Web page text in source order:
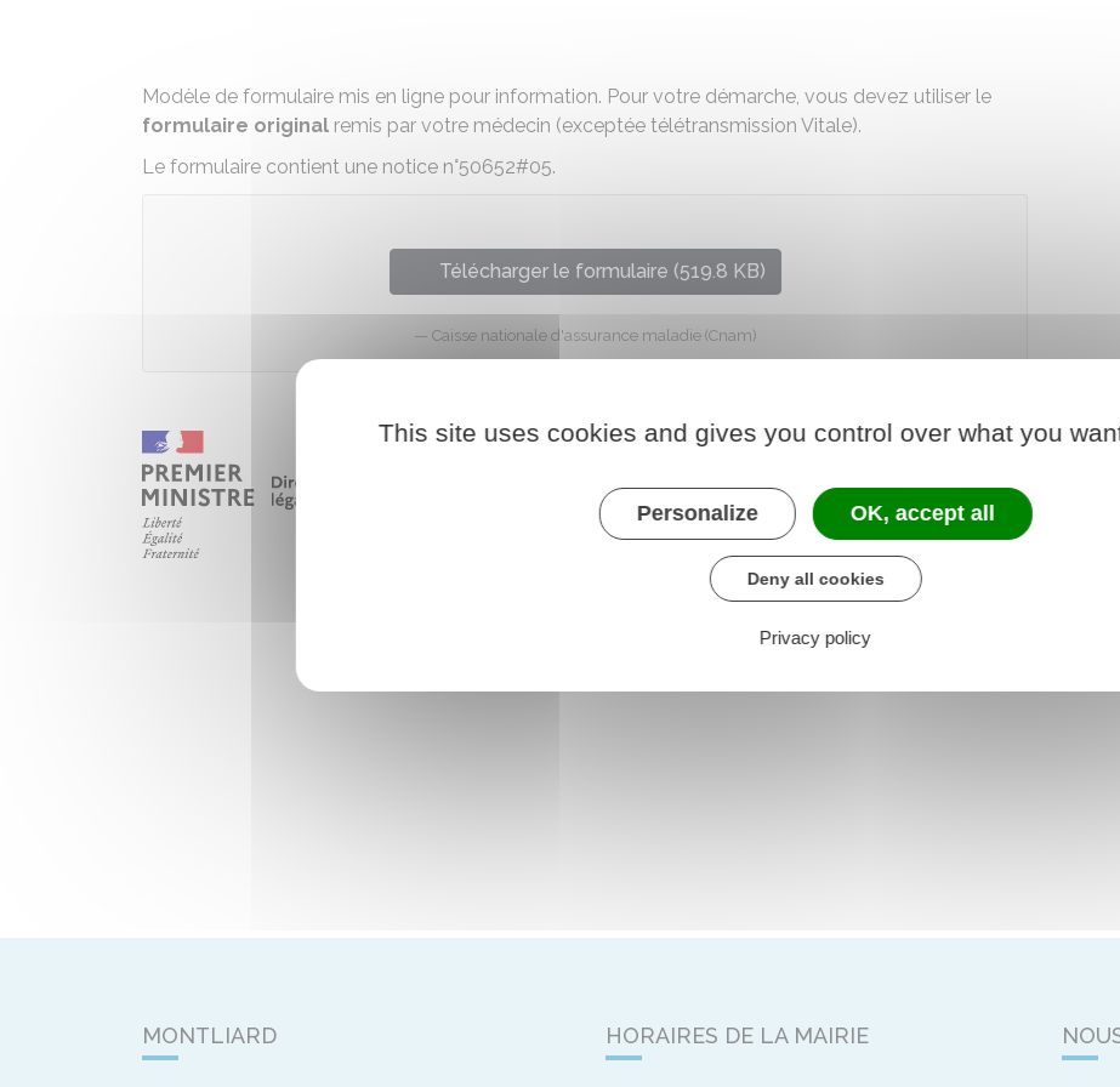
Modèle de formulaire mis en ligne pour information. Pour votre démarche, vous devez utiliser le
formulaire original remis par votre médecin (exceptée télétransmission Vitale).
Le formulaire contient une notice n°50652#05.
Télécharger le formulaire (519.8 KB)
Caisse nationale d'assurance maladie (Cnam)
MONTLIARD HORAIRES DE LA MAIRIE
This site uses cookies and gives you control over what you
Personalize OK, accept all
Deny all cookies
Privacy policy